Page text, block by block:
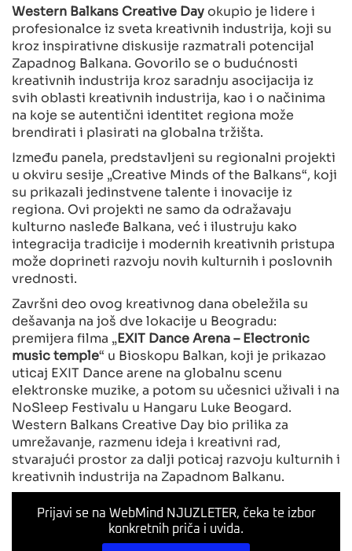
Western Balkans Creative Dayokupio je lidere i
profesionalce iz sveta kreativnih industrija, koji su
kroz inspirativne diskusije razmatrali potencijal
Zapadnog Balkana. Govorilo se o budućnosti
kreativnih industrija kroz saradnju asocijacija iz
svih oblasti kreativnih industrija, kao i o načinima
na koje se autentični identitet regiona može
brendirati i plasirati na globalna tržišta.
Između panela, predstavljeni su regionalni projekti
u okviru sesije „Creative Minds of the Balkans“, koji
su prikazali jedinstvene talente i inovacije iz
regiona. Ovi projekti ne samo da odražavaju
kulturno nasleđe Balkana, već i ilustruju kako
integracija tradicije i modernih kreativnih pristupa
može doprineti razvoju novih kulturnih i poslovnih
vrednosti.
Završni deo ovog kreativnog dana obeležila su
dešavanja na još dve lokacije u Beogradu:
premijera filma „EXIT Dance Arena – Electronic
music temple“ u Bioskopu Balkan, koji je prikazao
uticaj EXIT Dance arene na globalnu scenu
elektronske muzike, a potom su učesnici uživali i na
NoSleep Festivalu u Hangaru Luke Beogard.
Western Balkans Creative Day bio prilika za
umrežavanje, razmenu ideja i kreativni rad,
stvarajući prostor za dalji poticaj razvoju kulturnih i
kreativnih industrija na Zapadnom Balkanu.
Prijavi se na WebMind NJUZLETER, čeka te izbor
konkretnih priča i uvida.